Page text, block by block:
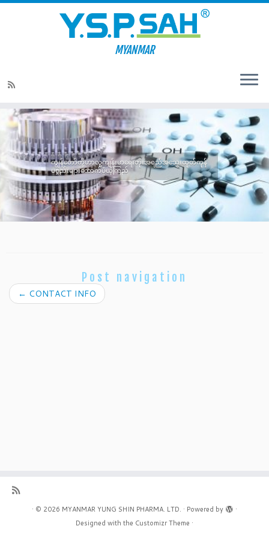
Skip
content
MYANMAR
ကျွန်တော်တို့ဟာလူ့ကျန်းမာရေးတိုးအရည်အသွေးထုတ်ကုန်
ပစ္စည်းများထောက်ပံ့ယုံကြည်
Post navigation
← CONTACT INFO
· © 2026 MYANMAR YUNG SHIN PHARMA. LTD. · Powered by
·
Designed with the Customizr Theme ·